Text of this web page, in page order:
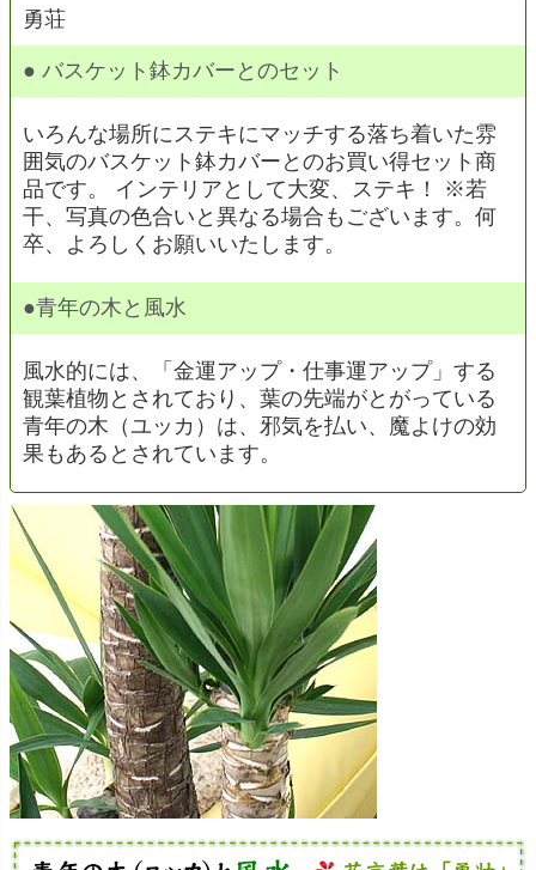
勇荘
● バスケット鉢カバーとのセット
いろんな場所にステキにマッチする落ち着いた雰
囲気のバスケット鉢カバーとのお買い得セット商
品です。 インテリアとして大変、ステキ！ ※若
干、写真の色合いと異なる場合もございます。何
卒、よろしくお願いいたします。
●青年の木と風水
風水的には、「金運アップ・仕事運アップ」する
観葉植物とされており、葉の先端がとがっている
青年の木（ユッカ）は、邪気を払い、魔よけの効
果もあるとされています。